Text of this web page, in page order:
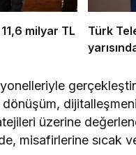
milyar TL
Türk
üzerine
misafirlerine sıcak